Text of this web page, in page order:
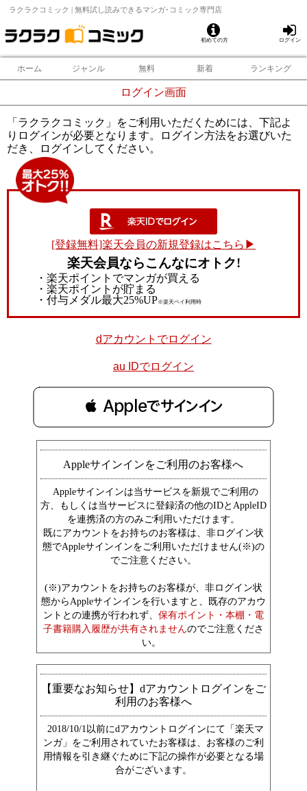
ラクラクコミック | 無料試し読みできるマンガ･コミック専門店
初めての方 ログイン
ホーム ジャンル 無料 新着 ランキング
ログイン画面
「ラクラクコミック」をご利用いただくためには、下記よ
りログインが必要となります。ログイン方法をお選びいた
だき、ログインしてください。
[登録無料]楽天会員の新規登録はこちら▶
楽天会員ならこんなにオトク!
・楽天ポイントでマンガが買える
・楽天ポイントが貯まる
・付与メダル最大25%UP※楽天ペイ利用時
dアカウントでログイン
au IDでログイン
 Appleでサインイン
Appleサインインをご利用のお客様へ
Appleサインインは当サービスを新規でご利用の
方、もしくは当サービスに登録済の他のIDとAppleID
を連携済の方のみご利用いただけます。
既にアカウントをお持ちのお客様は、非ログイン状
態でAppleサインインをご利用いただけません(※)の
でご注意ください。
(※)アカウントをお持ちのお客様が、非ログイン状
態からAppleサインインを行いますと、既存のアカウ
ントとの連携が行われず、 保有ポイント・本棚・電
子書籍購入履歴が共有されませんのでご注意くださ
い。
【重要なお知らせ】dアカウントログインをご
利用のお客様へ
2018/10/1以前にdアカウントログインにて「楽天マ
ンガ」をご利用されていたお客様は、お客様のご利
用情報を引き継ぐために下記の操作が必要となる場
合がございます。